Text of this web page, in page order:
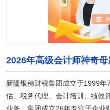
2026年高级会计师神奇
新疆银穗财税集团成立于1999
估、税务代理、会计培训、绩效